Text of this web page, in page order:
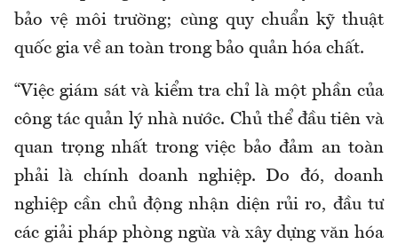
bảo vệ môi trường; cùng quy chuẩn kỹ thuật
quốc gia về an toàn trong bảo quản hóa chất.
“Việc giám sát và kiểm tra chỉ là một phần của
công tác quản lý nhà nước. Chủ thể đầu tiên và
quan trọng nhất trong việc bảo đảm an toàn
phải là chính doanh nghiệp. Do đó, doanh
nghiệp cần chủ động nhận diện rủi ro, đầu tư
các giải pháp phòng ngừa và xây dựng văn hóa